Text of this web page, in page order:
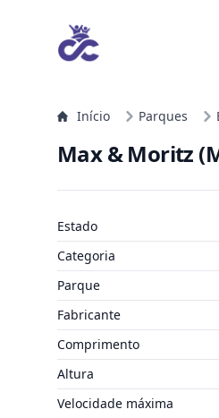
Início Parques
Max & Moritz
Estado
Categoria
Parque
Fabricante
Comprimento
Altura
Velocidade máxima